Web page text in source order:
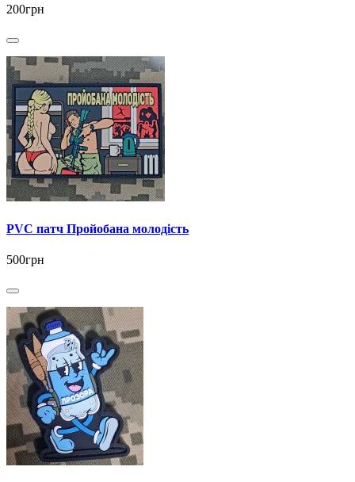
200грн
PVC патч Пройобана молодість
500грн